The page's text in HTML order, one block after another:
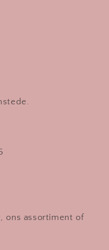
ons assortiment of